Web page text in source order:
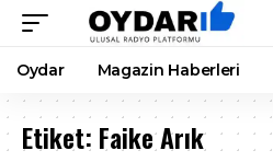
Oydar Magazin Haberleri
Etiket: Faike Arık